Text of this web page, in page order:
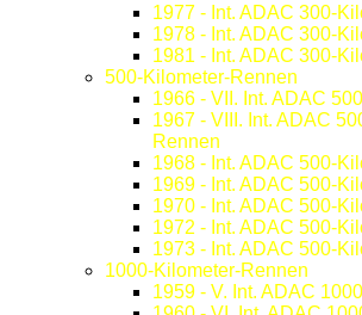
1977 - Int. ADAC 300-
1978 - Int. ADAC 300-
1981 - Int. ADAC 300-
500-Kilometer-Rennen
1966 - VII. Int. ADAC
1967 - VIII. Int. ADAC
Rennen
1968 - Int. ADAC 500-
1969 - Int. ADAC 500-
1970 - Int. ADAC 500-
1972 - Int. ADAC 500-
1973 - Int. ADAC 500-
1000-Kilometer-Rennen
1959 - V. Int. ADAC